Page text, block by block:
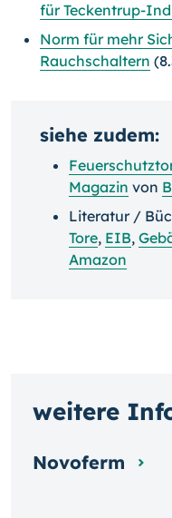
für Teckentrup-
Norm für mehr
Rauchschaltern
siehe zudem:
Magazin von
Literatur /
Tore, EIB,
Amazon
weitere
Novoferm